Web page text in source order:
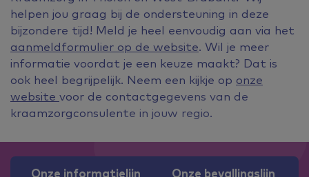
helpen jou graag bij de ondersteuning in deze
bijzondere tijd! Meld je heel eenvoudig aan via het
aanmeldformulier op de website. Wil je meer
informatie voordat je een keuze maakt? Dat is
ook heel begrijpelijk. Neem een kijkje op onze
website voor de contactgegevens van de
kraamzorgconsulente in jouw regio.
Onze informatielijn Onze bevallingslijn